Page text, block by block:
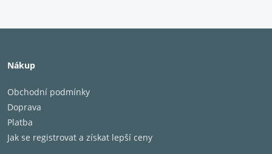
Nákup
Obchodní podmínky
Doprava
Platba
Jak se registrovat a získat lepší ceny